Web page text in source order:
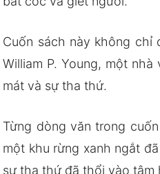
Cuốn sách này không
William P. Young, một
mát và sự tha thứ.
Từng dòng văn trong
một khu rừng xanh ngắt
sự tha thứ đã thổi vào tâm